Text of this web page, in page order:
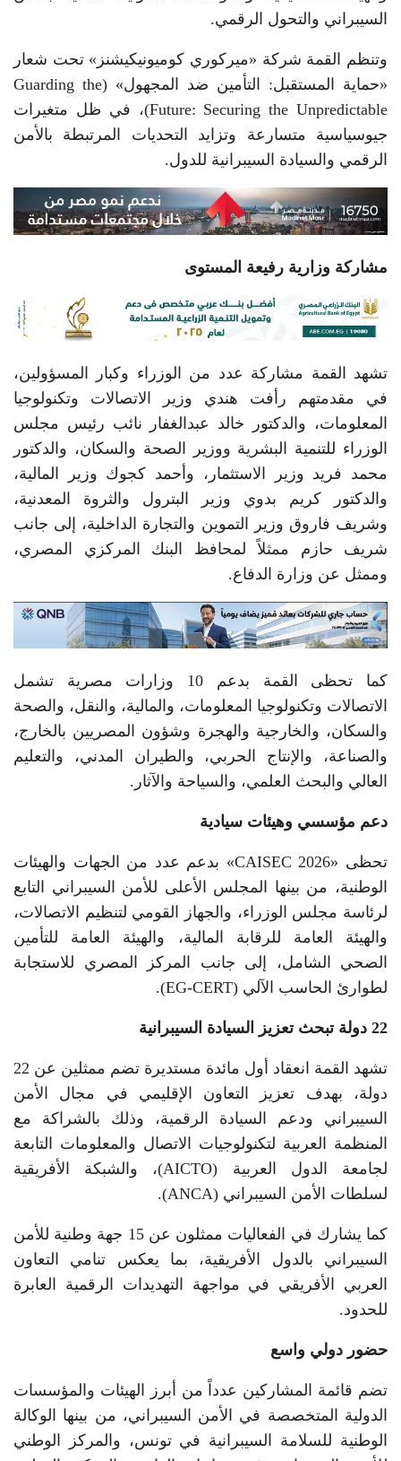
السيبراني والتحول الرقمي.
وتنظم القمة شركة «ميركوري كوميونيكيشنز» تحت شعار
«حماية المستقبل: التأمين ضد المجهول» (Guarding the
Future: Securing the Unpredictable)، في ظل متغيرات
جيوسياسية متسارعة وتزايد التحديات المرتبطة بالأمن
الرقمي والسيادة السيبرانية للدول.
مشاركة وزارية رفيعة المستوى
تشهد القمة مشاركة عدد من الوزراء وكبار المسؤولين،
في مقدمتهم رأفت هندي وزير الاتصالات وتكنولوجيا
المعلومات، والدكتور خالد عبدالغفار نائب رئيس مجلس
الوزراء للتنمية البشرية ووزير الصحة والسكان، والدكتور
محمد فريد وزير الاستثمار، وأحمد كجوك وزير المالية،
والدكتور كريم بدوي وزير البترول والثروة المعدنية،
وشريف فاروق وزير التموين والتجارة الداخلية، إلى جانب
شريف حازم ممثلاً لمحافظ البنك المركزي المصري،
وممثل عن وزارة الدفاع.
كما تحظى القمة بدعم 10 وزارات مصرية تشمل
الاتصالات وتكنولوجيا المعلومات، والمالية، والنقل، والصحة
والسكان، والخارجية والهجرة وشؤون المصريين بالخارج،
والصناعة، والإنتاج الحربي، والطيران المدني، والتعليم
العالي والبحث العلمي، والسياحة والآثار.
دعم مؤسسي وهيئات سيادية
تحظى «CAISEC 2026» بدعم عدد من الجهات والهيئات
الوطنية، من بينها المجلس الأعلى للأمن السيبراني التابع
لرئاسة مجلس الوزراء، والجهاز القومي لتنظيم الاتصالات،
والهيئة العامة للرقابة المالية، والهيئة العامة للتأمين
الصحي الشامل، إلى جانب المركز المصري للاستجابة
لطوارئ الحاسب الآلي (EG-CERT).
22 دولة تبحث تعزيز السيادة السيبرانية
تشهد القمة انعقاد أول مائدة مستديرة تضم ممثلين عن 22
دولة، بهدف تعزيز التعاون الإقليمي في مجال الأمن
السيبراني ودعم السيادة الرقمية، وذلك بالشراكة مع
المنظمة العربية لتكنولوجيات الاتصال والمعلومات التابعة
لجامعة الدول العربية (AICTO)، والشبكة الأفريقية
لسلطات الأمن السيبراني (ANCA).
كما يشارك في الفعاليات ممثلون عن 15 جهة وطنية للأمن
السيبراني بالدول الأفريقية، بما يعكس تنامي التعاون
العربي الأفريقي في مواجهة التهديدات الرقمية العابرة
للحدود.
حضور دولي واسع
تضم قائمة المشاركين عدداً من أبرز الهيئات والمؤسسات
الدولية المتخصصة في الأمن السيبراني، من بينها الوكالة
الوطنية للسلامة السيبرانية في تونس، والمركز الوطني